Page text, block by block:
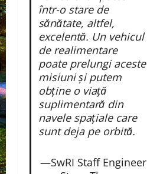
într-o stare de
sănătate, altfel,
excelentă. Un vehicul
de realimentare
poate prelungi aceste
misiuni și putem
obține o viață
suplimentară din
navele spațiale care
sunt deja pe orbită.
—SwRI Staff Engineer